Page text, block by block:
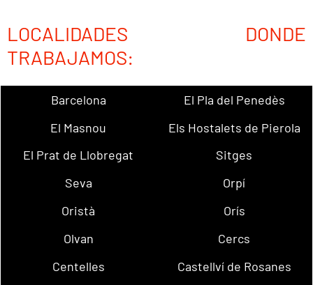
LOCALIDADES DONDE
TRABAJAMOS:
Barcelona
El Pla del Penedès
El Masnou
Els Hostalets de Pierola
El Prat de Llobregat
Sitges
Seva
Orpí
Oristà
Orís
Olvan
Cercs
Centelles
Castellví de Rosanes